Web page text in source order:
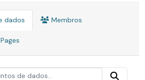
dados Membros
Pages